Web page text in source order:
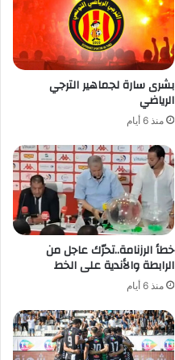
بشرى سارة لجماهير الترجي
الرياضي
منذ 6 أيام
خطأ الرزنامة..تحرّك عاجل من
الرابطة والأندية على الخط
منذ 6 أيام